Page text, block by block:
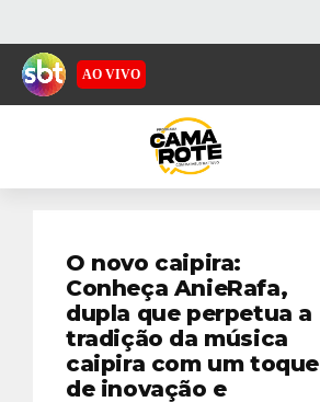
AO VIVO
O novo caipira:
Conheça AnieRafa,
dupla que perpetua a
tradição da música
caipira com um toque
de inovação e